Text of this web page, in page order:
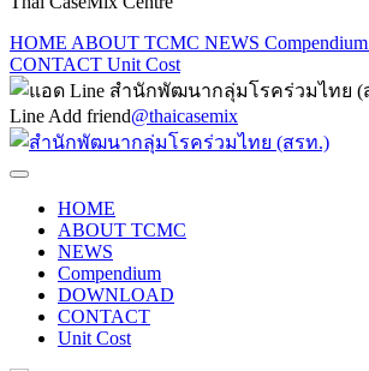
HOME ABOUT TCMC NEWS Compendium
CONTACT Unit Cost
Line Add friend@thaicasemix
HOME
ABOUT TCMC
NEWS
Compendium
DOWNLOAD
CONTACT
Unit Cost